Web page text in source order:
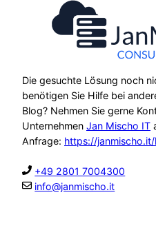
Die gesuchte Lösung noch
benötigen Sie Hilfe bei
Blog? Nehmen Sie gerne
Unternehmen Jan Mischo IT
Anfrage: https://
+49 2801 7004300
info@janmischo.it